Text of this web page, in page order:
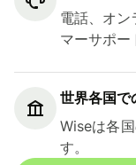
電話、オン
マーサポー
世界各国で
Wiseは各
す。